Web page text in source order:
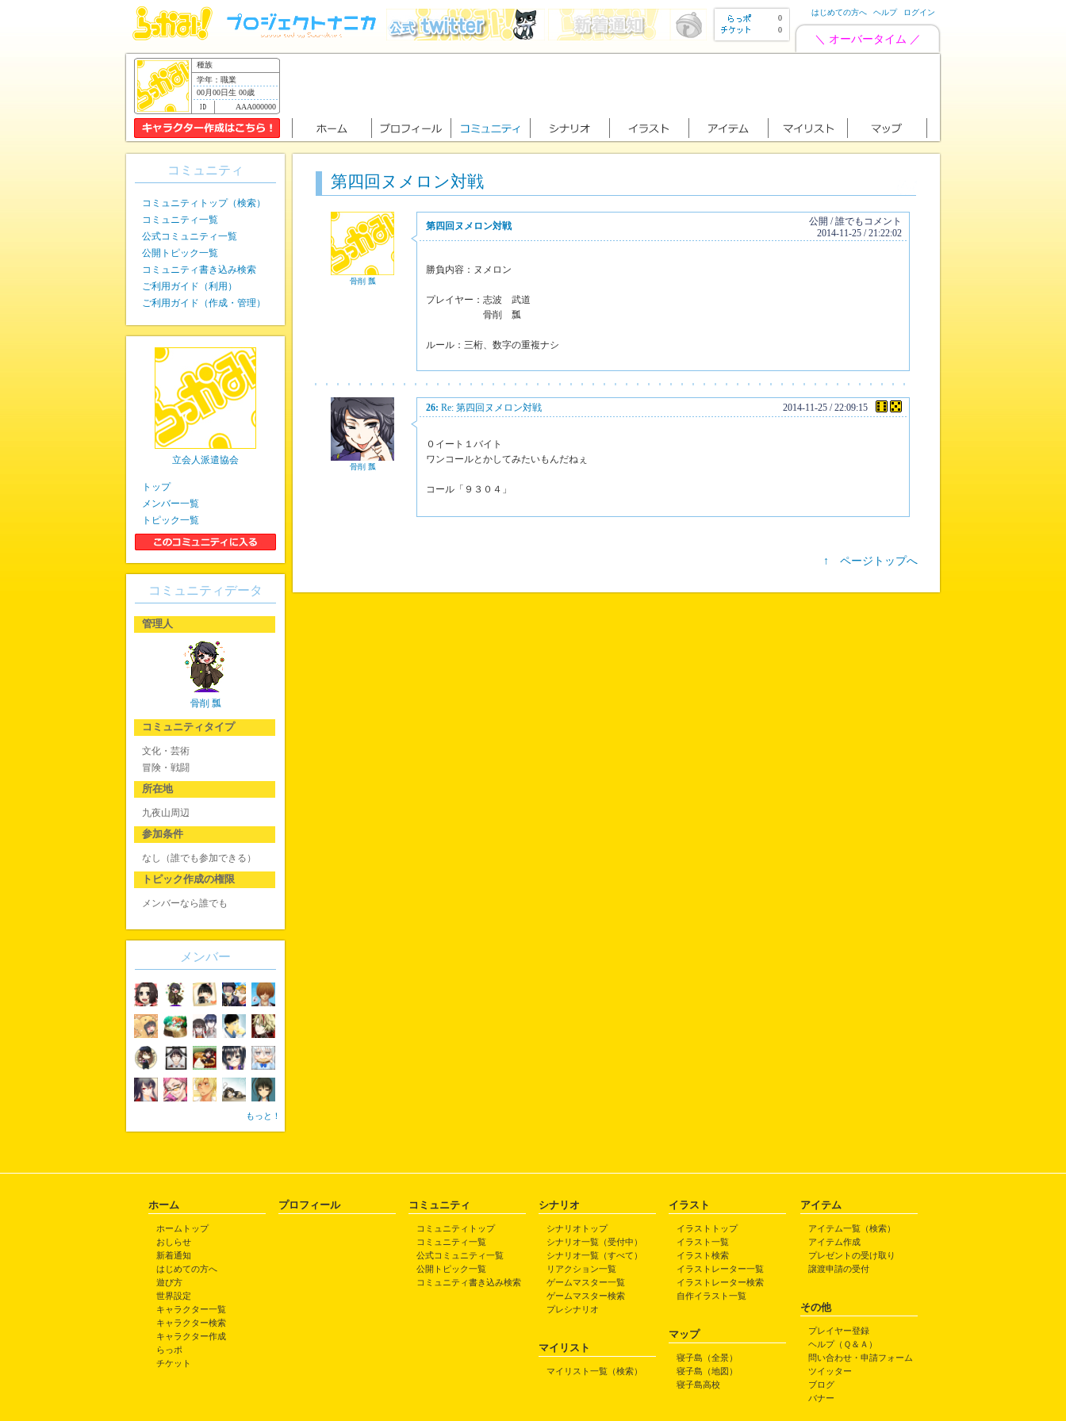
0
0
はじめての方へ ヘルプ ログイン
＼ オーバータイム ／
種族
学年：職業
00月00日生 00歳
AAA000000
第四回ヌメロン対戦
骨削 瓢
第四回ヌメロン対戦
公開 / 誰でもコメント
2014-11-25 / 21:22:02
勝負内容：ヌメロン
プレイヤー：志波 武道
骨削 瓢
ルール：三桁、数字の重複ナシ
骨削 瓢
26: Re: 第四回ヌメロン対戦 2014-11-25 / 22:09:15
０イート１バイト
ワンコールとかしてみたいもんだねぇ
コール「９３０４」
↑ ページトップへ
コミュニティ
コミュニティトップ（検索）
コミュニティ一覧
公式コミュニティ一覧
公開トピック一覧
コミュニティ書き込み検索
ご利用ガイド（利用）
ご利用ガイド（作成・管理）
立会人派遣協会
トップ
メンバー一覧
トピック一覧
コミュニティデータ
管理人
骨削 瓢
コミュニティタイプ
文化・芸術
冒険・戦闘
所在地
九夜山周辺
参加条件
なし（誰でも参加できる）
トピック作成の権限
メンバーなら誰でも
メンバー
もっと！
ホーム
ホームトップ
おしらせ
新着通知
はじめての方へ
遊び方
世界設定
キャラクター一覧
キャラクター検索
キャラクター作成
らっポ
チケット
プロフィール コミュニティ
コミュニティトップ
コミュニティ一覧
公式コミュニティ一覧
公開トピック一覧
コミュニティ書き込み検索
シナリオ
シナリオトップ
シナリオ一覧（受付中）
シナリオ一覧（すべて）
リアクション一覧
ゲームマスター一覧
ゲームマスター検索
プレシナリオ
マイリスト
マイリスト一覧（検索）
イラスト
イラストトップ
イラスト一覧
イラスト検索
イラストレーター一覧
イラストレーター検索
自作イラスト一覧
マップ
寝子島（全景）
寝子島（地図）
寝子島高校
アイテム
アイテム一覧（検索）
アイテム作成
プレゼントの受け取り
譲渡申請の受付
その他
プレイヤー登録
ヘルプ（Ｑ＆Ａ）
問い合わせ・申請フォーム
ツイッター
ブログ
バナー